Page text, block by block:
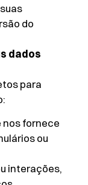
do
dados
para
nos fornece
ou
interações,